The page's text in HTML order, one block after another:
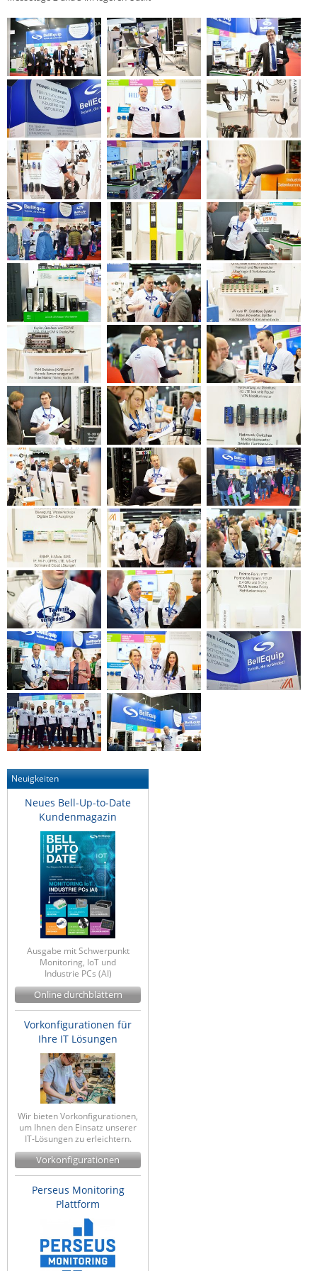
ZPE Systems
News zu unseren Herstellern
Neuigkeiten
Neues Bell-Up-to-Date
Kundenmagazin
Ausgabe mit Schwerpunkt
Monitoring, IoT und
Industrie PCs (AI)
Online durchblättern
Vorkonfigurationen für
Ihre IT Lösungen
Wir bieten Vorkonfigurationen,
um Ihnen den Einsatz unserer
IT-Lösungen zu erleichtern.
Vorkonfigurationen
Perseus Monitoring
Plattform